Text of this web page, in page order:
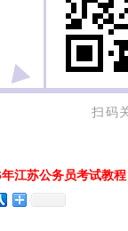
扫码
江苏公务员考试教程